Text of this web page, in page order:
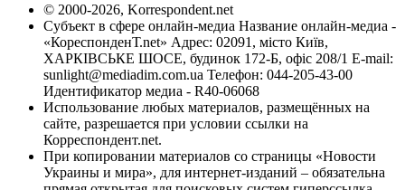
© 2000-2026, Korrespondent.net
Субъект в сфере онлайн-медиа Название онлайн-медиа -
«КореспонденТ.net» Адрес: 02091, місто Київ,
ХАРКІВСЬКЕ ШОСЕ, будинок 172-Б, офіс 208/1 E-mail:
sunlight@mediadim.com.ua Телефон: 044-205-43-00
Идентификатор медиа - R40-06068
Использование любых материалов, размещённых на
сайте, разрешается при условии ссылки на
Корреспондент.net.
При копировании материалов со страницы «Новости
Украины и мира», для интернет-изданий – обязательна